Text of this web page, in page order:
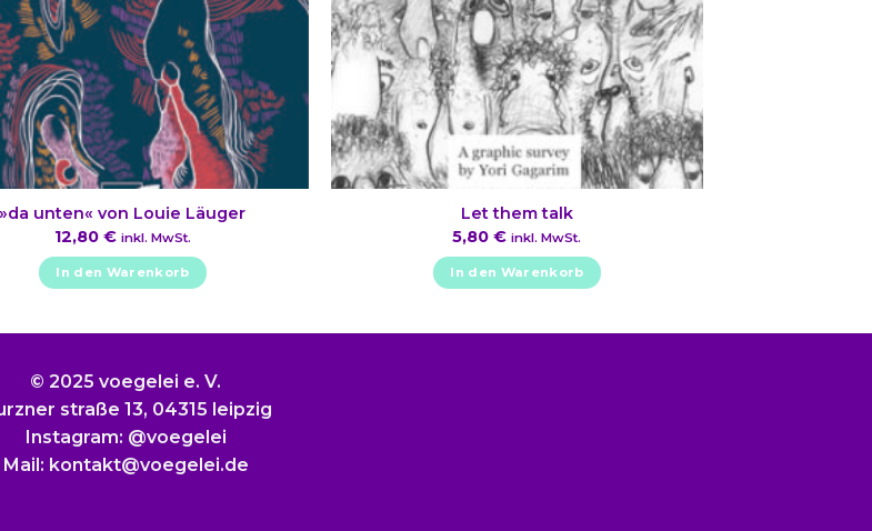
»da unten« von Louie Läuger
12,80 € inkl. MwSt.
In den Warenkorb
Let them talk
5,80€ inkl. MwSt.
In den Warenkorb
© 2025 voegelei e. V.
straße 13, 04315 leipzig
Instagram: @voegelei
Mail: kontakt@voegelei.de